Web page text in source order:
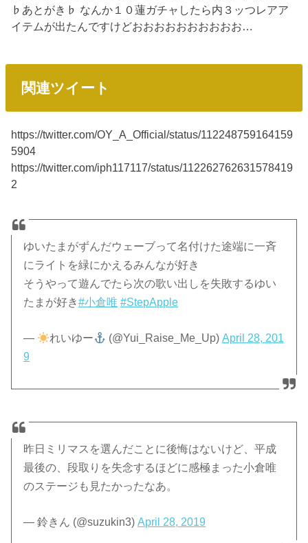
♭あとがき♭ なんか１０蓮ガチャしたら内３ッつレアア
イテムが出たんですけどおおおおおおおおおお…
関連ツイート
https://twitter.com/OY_A_Official/status/112248759164159
5904
https://twitter.com/iph117117/status/112262762631578419
2
ゆいたまがずんだウェーブって名付けた途端に一斉
にライトを緑にかえるみんなが好き
そうやって遊んでたら次の歌い出しを失敗するゆい
たまが好き#小倉唯 #StepApple
— れいゆー (@Yui_Raise_Me_Up) April 28, 201
9
昨日ミリマスを選んだことに後悔はないけど、平成
最後の、段取りを失念するほどに感極まった小倉唯
のステージも見たかったなあ。
— 鈴きん (@suzukin3)April 28, 2019